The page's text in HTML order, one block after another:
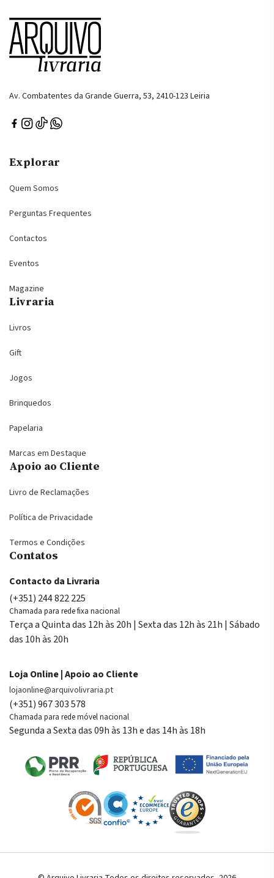
Av. Combatentes da Grande Guerra, 53, 2410-123 Leiria
Explorar
Quem Somos
Perguntas Frequentes
Contactos
Eventos
Magazine
Livraria
Livros
Gift
Jogos
Brinquedos
Papelaria
Marcas em Destaque
Apoio ao Cliente
Livro de Reclamações
Política de Privacidade
Termos e Condições
Contatos
Contacto da Livraria
(+351) 244 822 225
Chamada para rede fixa nacional
Terça a Quinta das 12h às 20h | Sexta das 12h às 21h | Sábado
das 10h às 20h
Loja Online | Apoio ao Cliente
lojaonline@arquivolivraria.pt
(+351) 967 303 578
Chamada para rede móvel nacional
Segunda a Sexta das 09h às 13h e das 14h às 18h